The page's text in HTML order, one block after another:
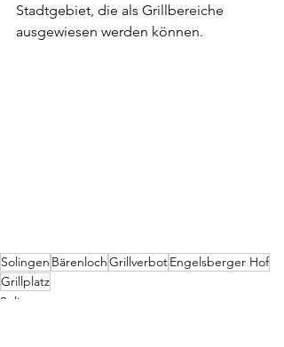
Stadtgebiet, die als Grillbereiche
ausgewiesen werden können.
Solingen BärenlochGrillverbotEngelsberger Hof
Grillplatz
Solingen